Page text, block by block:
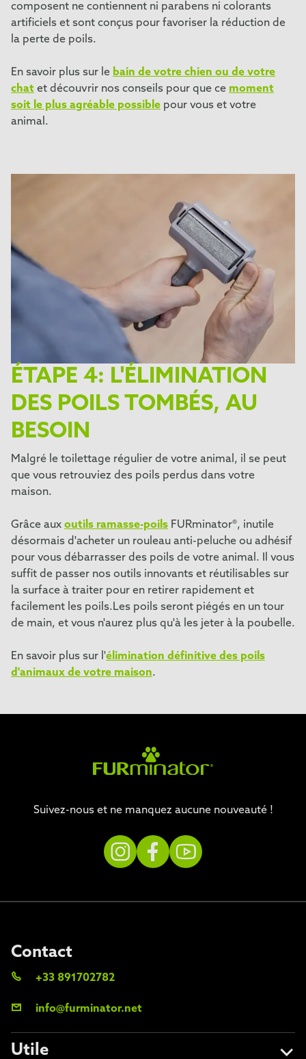
composent ne contiennent ni parabens ni colorants
artificiels et sont conçus pour favoriser la réduction de
la perte de poils.
En savoir plus sur le bain de votre chien ou de votre
chat et découvrir nos conseils pour que ce moment
soit le plus agréable possible pour vous et votre
animal.
ÉTAPE 4: L'ÉLIMINATION
DES POILS TOMBÉS, AU
BESOIN
Malgré le toilettage régulier de votre animal, il se peut
que vous retrouviez des poils perdus dans votre
maison.
Grâce aux outils ramasse-poils FURminator®, inutile
désormais d'acheter un rouleau anti-peluche ou adhésif
pour vous débarrasser des poils de votre animal. Il vous
suffit de passer nos outils innovants et réutilisables sur
la surface à traiter pour en retirer rapidement et
facilement les poils.Les poils seront piégés en un tour
de main, et vous n'aurez plus qu'à les jeter à la poubelle.
En savoir plus sur l'élimination définitive des poils
d'animaux de votre maison.
Suivez-nous et ne manquez aucune nouveauté !
Utile
Contact
+33 891702782
info@furminator.net